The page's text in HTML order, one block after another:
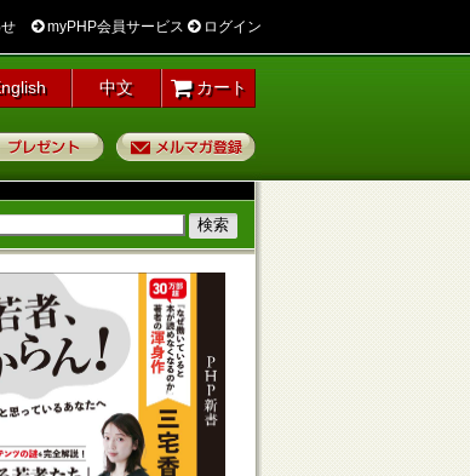
myPHP会員サービス ログイン
中文 カート
プレゼント